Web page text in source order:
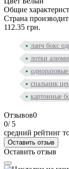
Общие
Страна
112.35 грн.
ланч бокс
лотки
спальник
картонные
Отзывов0
0/ 5
средний рейтинг
Оставить отзыв
Оставить отзыв